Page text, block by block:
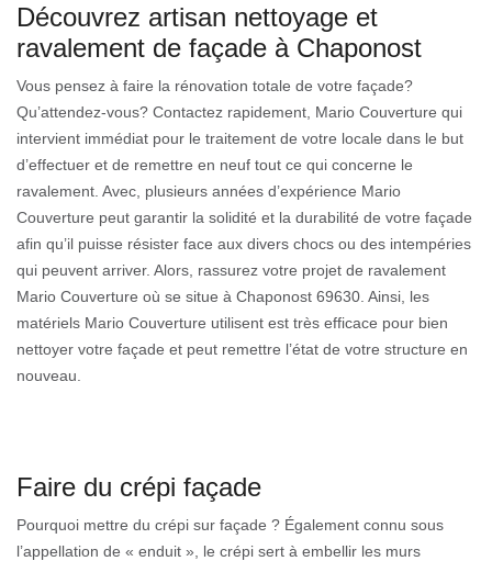
Découvrez artisan nettoyage et
ravalement de façade à Chaponost
Vous pensez à faire la rénovation totale de votre façade?
Qu’attendez-vous? Contactez rapidement, Mario Couverture qui
intervient immédiat pour le traitement de votre locale dans le but
d’effectuer et de remettre en neuf tout ce qui concerne le
ravalement. Avec, plusieurs années d’expérience Mario
Couverture peut garantir la solidité et la durabilité de votre façade
afin qu’il puisse résister face aux divers chocs ou des intempéries
qui peuvent arriver. Alors, rassurez votre projet de ravalement
Mario Couverture où se situe à Chaponost 69630. Ainsi, les
matériels Mario Couverture utilisent est très efficace pour bien
nettoyer votre façade et peut remettre l’état de votre structure en
nouveau.
Faire du crépi façade
Pourquoi mettre du crépi sur façade ? Également connu sous
l’appellation de « enduit », le crépi sert à embellir les murs